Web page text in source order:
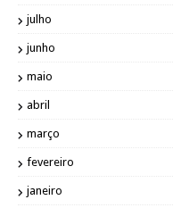
julho
junho
maio
abril
março
fevereiro
janeiro